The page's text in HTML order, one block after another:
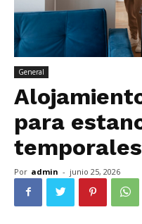
General
para
temporales
Por admin - junio 25, 2026